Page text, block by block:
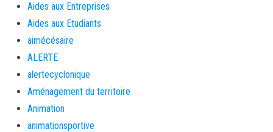
Aides aux Entreprises
Aides aux Etudiants
aimécésaire
ALERTE
alertecyclonique
Aménagement du territoire
Animation
animationsportive